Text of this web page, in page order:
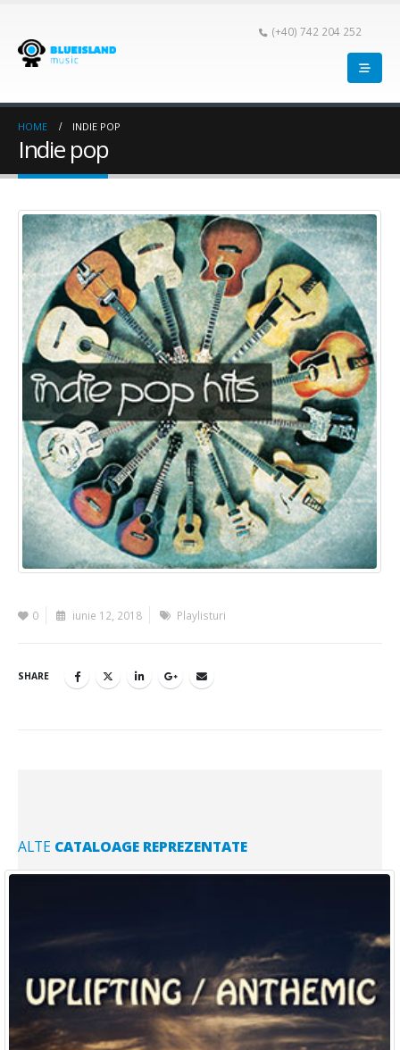
(+40) 742 204 252
HOME INDIE POP
Indie pop
0 iunie 12, 2018 Playlisturi
SHARE
ALTE CATALOAGE REPREZENTATE